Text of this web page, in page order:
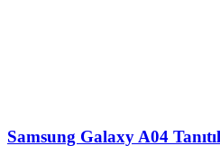
Samsung Galaxy A04